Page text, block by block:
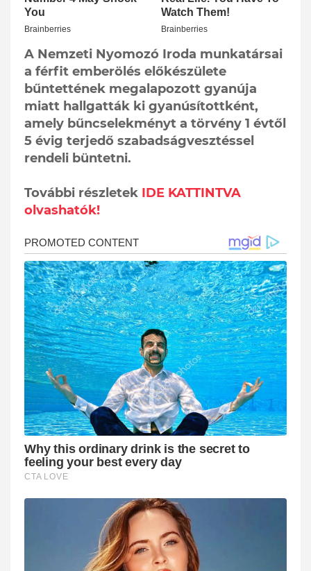
A Nemzeti Nyomozó Iroda munkatársai
a férfit emberölés előkészülete
bűntettének megalapozott gyanúja
miatt hallgatták ki gyanúsítottként,
amely bűncselekményt a törvény 1 évtől
5 évig terjedő szabadságvesztéssel
rendeli büntetni.
További részletek IDE KATTINTVA
olvashatók!